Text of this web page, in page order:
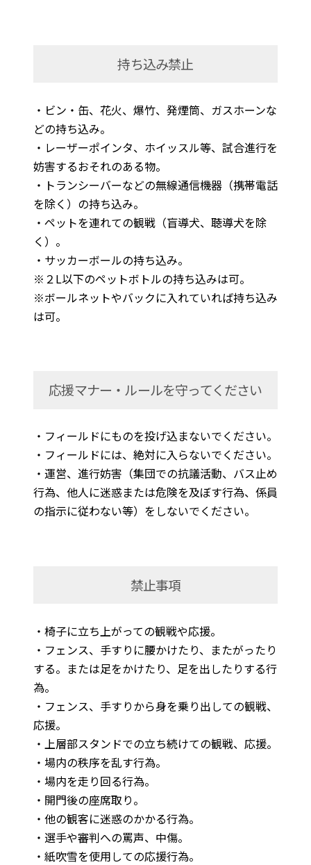
持ち込み禁止
・ビン・缶、花火、爆竹、発煙筒、ガスホーンな
どの持ち込み。
・レーザーポインタ、ホイッスル等、試合進行を
妨害するおそれのある物。
・トランシーバーなどの無線通信機器（携帯電話
を除く）の持ち込み。
・ペットを連れての観戦（盲導犬、聴導犬を除
く）。
・サッカーボールの持ち込み。
※２L以下のペットボトルの持ち込みは可。
※ボールネットやバックに入れていれば持ち込み
は可。
応援マナー・ルールを守ってください
・フィールドにものを投げ込まないでください。
・フィールドには、絶対に入らないでください。
・運営、進行妨害（集団での抗議活動、バス止め
行為、他人に迷惑または危険を及ぼす行為、係員
の指示に従わない等）をしないでください。
禁止事項
・椅子に立ち上がっての観戦や応援。
・フェンス、手すりに腰かけたり、またがったり
する。または足をかけたり、足を出したりする行
為。
・フェンス、手すりから身を乗り出しての観戦、
応援。
・上層部スタンドでの立ち続けての観戦、応援。
・場内の秩序を乱す行為。
・場内を走り回る行為。
・開門後の座席取り。
・他の観客に迷惑のかかる行為。
・選手や審判への罵声、中傷。
・紙吹雪を使用しての応援行為。